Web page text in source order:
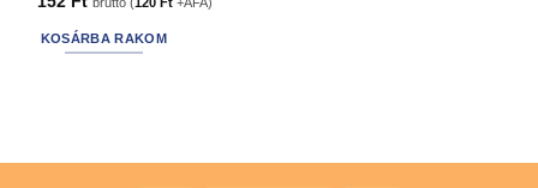
KOSÁRBA RAKOM